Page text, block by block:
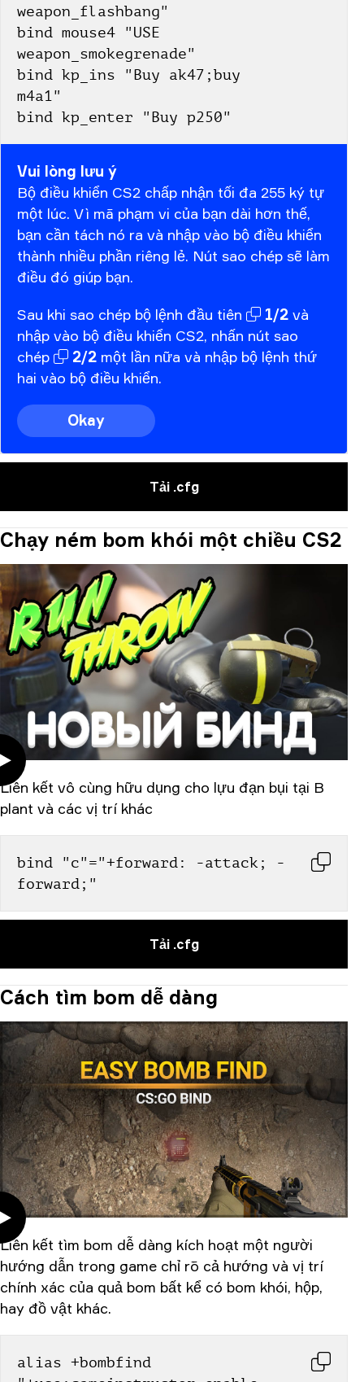
weapon_flashbang"
bind mouse4 "USE
weapon_smokegrenade"
bind kp_ins "Buy ak47;buy
m4a1"
bind kp_enter "Buy p250"
Vui lòng lưu ý
Bộ điều khiển CS2 chấp nhận tối đa 255 ký tự
một lúc. Vì mã phạm vi của bạn dài hơn thế,
bạn cần tách nó ra và nhập vào bộ điều khiển
thành nhiều phần riêng lẻ. Nút sao chép sẽ làm
điều đó giúp bạn.
Sau khi sao chép bộ lệnh đầu tiên 1/2 và
nhập vào bộ điều khiển CS2, nhấn nút sao
chép
2/2 một lần nữa và nhập bộ lệnh thứ
hai vào bộ điều khiển.
Okay
Tải .cfg
Chạy ném bom khói một chiều CS2
Liên kết vô cùng hữu dụng cho lựu đạn bụi tại B
plant và các vị trí khác
bind "c"="+forward: -attack; -
forward;"
Tải .cfg
Cách tìm bom dễ dàng
Liên kết tìm bom dễ dàng kích hoạt một người
hướng dẫn trong game chỉ rõ cả hướng và vị trí
chính xác của quả bom bất kể có bom khói, hộp,
hay đồ vật khác.
alias +bombfind